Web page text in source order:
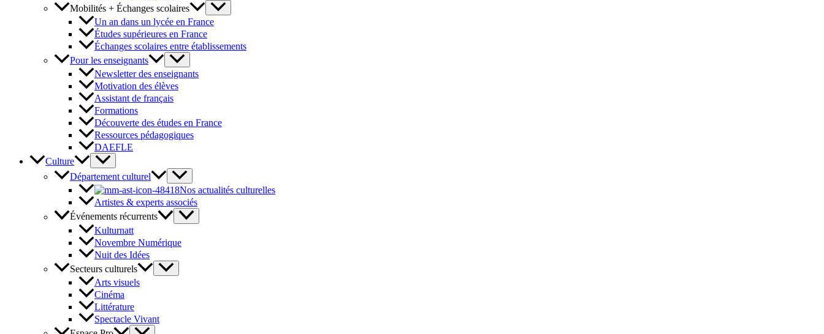
Mobilités + Échanges scolaires
Un an dans un lycée en France
Études supérieures en France
Échanges scolaires entre établissements
Pour les enseignants
Newsletter des enseignants
Motivation des élèves
Assistant de français
Formations
Découverte des études en France
Ressources pédagogiques
DAEFLE
Culture
Département culturel
Nos actualités culturelles
Artistes & experts associés
Événements récurrents
Kulturnatt
Novembre Numérique
Nuit des Idées
Secteurs culturels
Arts visuels
Cinéma
Littérature
Spectacle Vivant